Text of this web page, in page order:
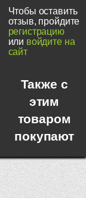
Чтобы оставить
отзыв, пройдите
регистрацию
или войдите на
сайт
Также с
этим
товаром
покупают